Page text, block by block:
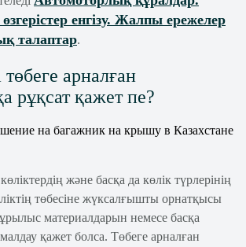
енгізу. Жалпы ережелер
талаптар.
арналған
рұқсат қажет пе?
және басқа да көлік түрлерінің
төбесіне жүксалғышты орнатқысы
материалдарын немесе басқа
қажет болса. Төбеге арналған